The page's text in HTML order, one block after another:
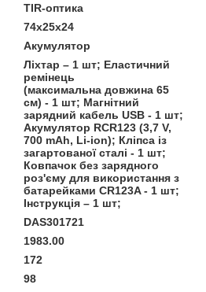
TIR-оптика
74х25х24
Акумулятор
Ліхтар – 1 шт; Еластичний
ремінець
(максимальна довжина 65
см) - 1 шт; Магнітний
зарядний кабель USB - 1 шт;
Акумулятор RCR123 (3,7 V,
700 mAh, Li-ion); Кліпса із
загартованої сталі - 1 шт;
Ковпачок без зарядного
роз'єму для використання з
батарейками CR123A - 1 шт;
Інструкція – 1 шт;
DAS301721
1983.00
172
98